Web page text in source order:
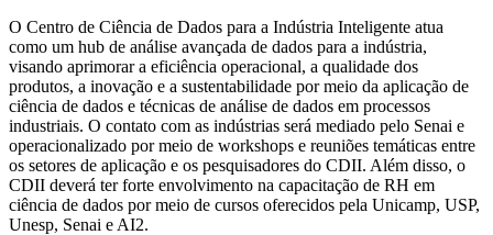
O Centro de Ciência de Dados para a Indústria Inteligente atua
como um hub de análise avançada de dados para a indústria,
visando aprimorar a eficiência operacional, a qualidade dos
produtos, a inovação e a sustentabilidade por meio da aplicação de
ciência de dados e técnicas de análise de dados em processos
industriais. O contato com as indústrias será mediado pelo Senai e
operacionalizado por meio de workshops e reuniões temáticas entre
os setores de aplicação e os pesquisadores do CDII. Além disso, o
CDII deverá ter forte envolvimento na capacitação de RH em
ciência de dados por meio de cursos oferecidos pela Unicamp, USP,
Unesp, Senai e AI2.